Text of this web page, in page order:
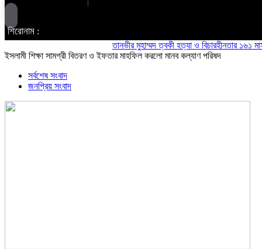
শিরোনাম :
তানভীর মুহাম্মদ ত্বকী হত্যা ও বিচারহীনতার ১৬১ মাস
ইসলামী শিক্ষা সামগ্রী বিতরণ ও ইফতার মাহফিল করলো মানব কল্যাণ পরিষদ
সর্বশেষ সংবাদ
জনপ্রিয় সংবাদ